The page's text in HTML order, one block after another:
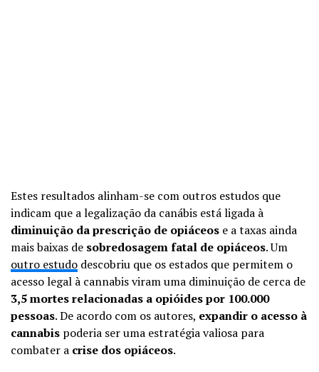
Estes resultados alinham-se com outros estudos que
indicam que a legalização da canábis está ligada à
diminuição da prescrição de opiáceos e a taxas ainda
mais baixas de sobredosagem fatal de opiáceos. Um
outro estudo descobriu que os estados que permitem o
acesso legal à cannabis viram uma diminuição de cerca de
3,5 mortes relacionadas a opióides por 100.000
pessoas. De acordo com os autores, expandir o acesso à
cannabis poderia ser uma estratégia valiosa para
combater a crise dos opiáceos.